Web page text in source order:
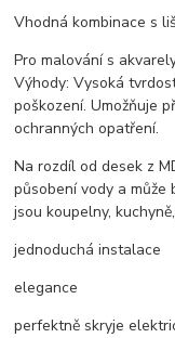
Vhodná kombinace s
Pro malování s
Výhody: Vysoká
poškození. Umožňuje
ochranných opatření.
Na rozdíl od desek z
působení vody a
jsou koupelny,
jednoduchá instalace
elegance
perfektně skryje